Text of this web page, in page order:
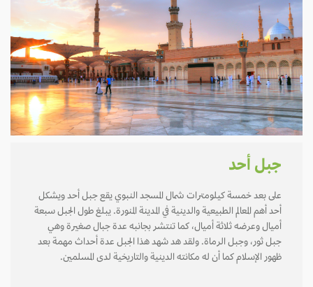
جبل أحد
على بعد خمسة كيلومترات شمال المسجد النبوي يقع جبل أحد ويشكل
أحد أهم المعالم الطبيعية والدينية في المدينة المنورة. يبلغ طول الجبل سبعة
أميال وعرضه ثلاثة أميال، كما تنتشر بجانبه عدة جبال صغيرة وهي
جبل ثور، وجبل الرماة. ولقد هد شهد هذا الجبل عدة أحداث مهمة بعد
ظهور الإسلام كما أن له مكانته الدينية والتاريخية لدى المسلمين.